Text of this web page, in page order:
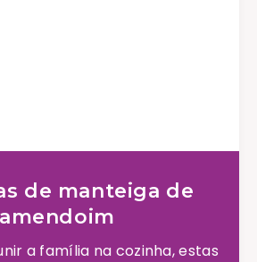
de manteiga de
amendoim
a família na cozinha, estas